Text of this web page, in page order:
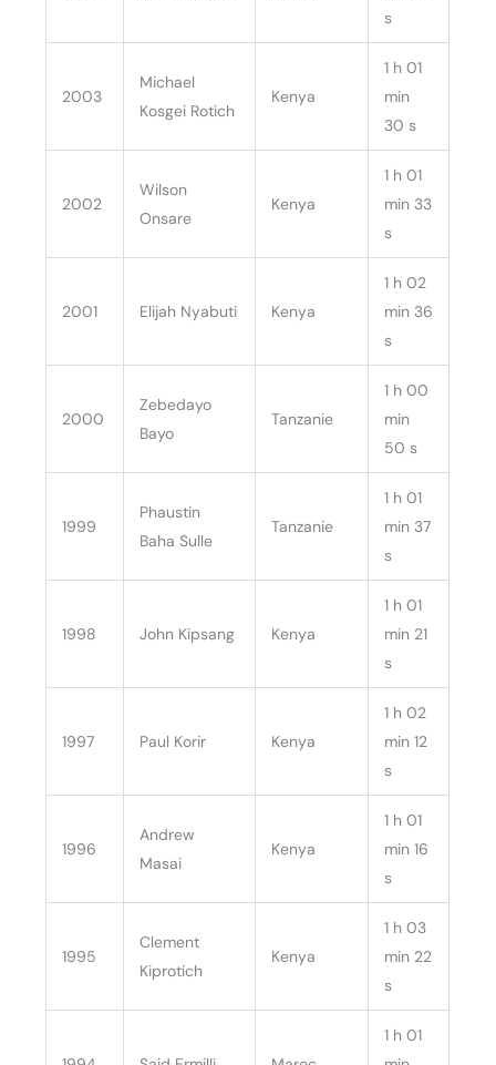
s
2003
Michael
Kosgei Rotich
Kenya
1 h 01
min
30 s
2002
Wilson
Onsare
Kenya
1 h 01
min 33
s
2001 Elijah Nyabuti Kenya
1 h 02
min 36
s
2000
Zebedayo
Bayo
Tanzanie
1 h 00
min
50 s
1999
Phaustin
Baha Sulle
Tanzanie
1 h 01
min 37
s
1998 John Kipsang Kenya
1 h 01
min 21
s
1997 Paul Korir Kenya
1 h 02
min 12
s
1996
Andrew
Masai
Kenya
1 h 01
min 16
s
1995
Clement
Kiprotich
Kenya
1 h 03
min 22
s
1 h 01